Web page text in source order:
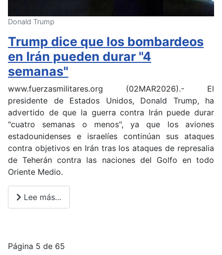
Donald Trump
Trump dice que los bombardeos
en Irán pueden durar "4
semanas"
www.fuerzasmilitares.org (02MAR2026).- El
presidente de Estados Unidos, Donald Trump, ha
advertido de que la guerra contra Irán puede durar
"cuatro semanas o menos", ya que los aviones
estadounidenses e israelíes continúan sus ataques
contra objetivos en Irán tras los ataques de represalia
de Teherán contra las naciones del Golfo en todo
Oriente Medio.
Lee más…
Página 5 de 65